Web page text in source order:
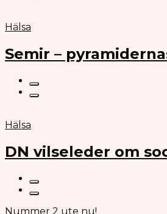
Hälsa
Semir –
Hälsa
DN vilseleder om
Nummer 2 ute nu!